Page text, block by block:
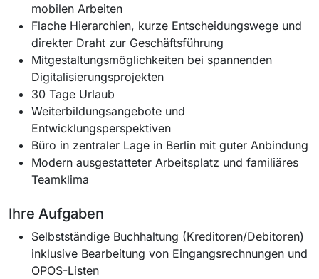
mobilen Arbeiten
Flache Hierarchien, kurze Entscheidungswege und
direkter Draht zur Geschäftsführung
Mitgestaltungsmöglichkeiten bei spannenden
Digitalisierungsprojekten
30 Tage Urlaub
Weiterbildungsangebote und
Entwicklungsperspektiven
Büro in zentraler Lage in Berlin mit guter Anbindung
Modern ausgestatteter Arbeitsplatz und familiäres
Teamklima
Ihre Aufgaben
Selbstständige Buchhaltung (Kreditoren/Debitoren)
inklusive Bearbeitung von Eingangsrechnungen und
OPOS-Listen